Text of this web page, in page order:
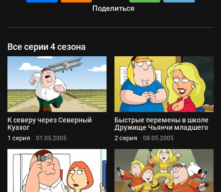
Поделиться
Все серии 4 сезона
К северу через Северный
Куахог
1 серия 01.05.2005
Быстрые перемены в школе
Дружище Чьянчи младшего
2 серия 08.05.2005